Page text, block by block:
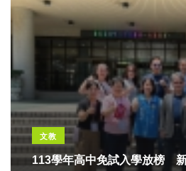
文教
113學年高中免試入學放榜